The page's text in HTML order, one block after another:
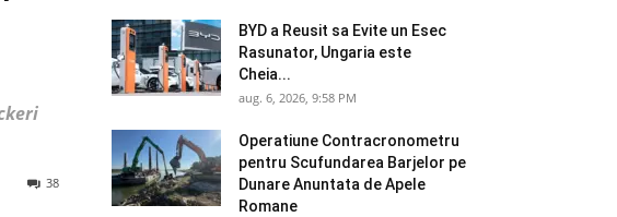
38
BYD a Reusit sa Evite un Esec
Rasunator, Ungaria este
Cheia...
aug. 6, 2026, 9:58 PM
Operatiune Contracronometru
pentru Scufundarea Barjelor pe
Dunare Anuntata de Apele
Romane